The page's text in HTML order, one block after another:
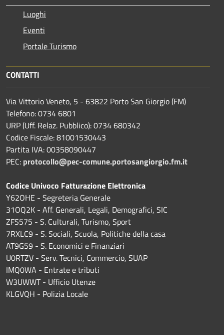
Luoghi
Eventi
Portale Turismo
CONTATTI
Via Vittorio Veneto, 5 - 63822 Porto San Giorgio (FM)
Telefono: 0734 6801
URP (Uff. Relaz. Pubblico): 0734 680342
Codice Fiscale: 81001530443
Partita IVA: 00358090447
PEC: protocollo@pec-comune.portosangiorgio.fm.it
Codice Univoco Fatturazione Elettronica
Y62OHE - Segreteria Generale
31OQ2K - Aff. Generali, Legali, Demografici, SIC
ZFS575 - S. Culturali, Turismo, Sport
7RXLC9 - S. Sociali, Scuola, Politiche della casa
AT9G59 - S. Economici e Finanziari
U0RTZV - Serv. Tecnici, Commercio, SUAP
IMQ0WA - Entrate e tributi
W3UWWT - Ufficio Utenze
KLGVQH - Polizia Locale